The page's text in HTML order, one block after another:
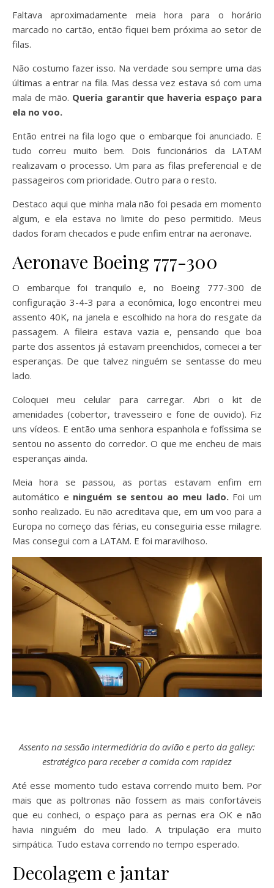
Faltava aproximadamente meia hora para o horário
marcado no cartão, então fiquei bem próxima ao setor de
filas.
Não costumo fazer isso. Na verdade sou sempre uma das
últimas a entrar na fila. Mas dessa vez estava só com uma
mala de mão. Queria garantir que haveria espaço para
ela no voo.
Então entrei na fila logo que o embarque foi anunciado. E
tudo correu muito bem. Dois funcionários da LATAM
realizavam o processo. Um para as filas preferencial e de
passageiros com prioridade. Outro para o resto.
Destaco aqui que minha mala não foi pesada em momento
algum, e ela estava no limite do peso permitido. Meus
dados foram checados e pude enfim entrar na aeronave.
Aeronave Boeing 777-300
O embarque foi tranquilo e, no Boeing 777-300 de
configuração 3-4-3 para a econômica, logo encontrei meu
assento 40K, na janela e escolhido na hora do resgate da
passagem. A fileira estava vazia e, pensando que boa
parte dos assentos já estavam preenchidos, comecei a ter
esperanças. De que talvez ninguém se sentasse do meu
lado.
Coloquei meu celular para carregar. Abri o kit de
amenidades (cobertor, travesseiro e fone de ouvido). Fiz
uns vídeos. E então uma senhora espanhola e fofíssima se
sentou no assento do corredor. O que me encheu de mais
esperanças ainda.
Meia hora se passou, as portas estavam enfim em
automático e ninguém se sentou ao meu lado.Foi um
sonho realizado. Eu não acreditava que, em um voo para a
Europa no começo das férias, eu conseguiria esse milagre.
Mas consegui com a LATAM. E foi maravilhoso.
Assento na sessão intermediária do avião e perto da galley:
estratégico para receber a comida com rapidez
Até esse momento tudo estava correndo muito bem. Por
mais que as poltronas não fossem as mais confortáveis
que eu conheci, o espaço para as pernas era OK e não
havia ninguém do meu lado. A tripulação era muito
simpática. Tudo estava correndo no tempo esperado.
Decolagem e jantar